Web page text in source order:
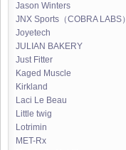
Jason Winters
JNX Sports（COBRA LABS）
Joyetech
JULIAN BAKERY
Just Fitter
Kaged Muscle
Kirkland
Laci Le Beau
Little twig
Lotrimin
MET-Rx